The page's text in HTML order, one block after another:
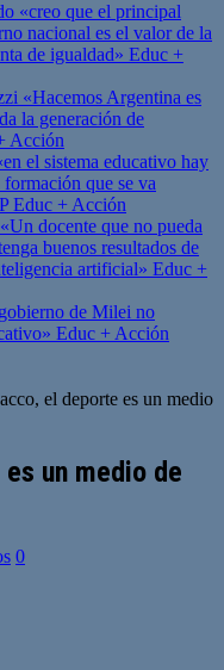
«creo que el principal
nacional es el valor de la
de igualdad» Educ +
«Hacemos Argentina es
la generación de
Acción
el sistema educativo hay
que se va
Educ + Acción
docente que no pueda
buenos resultados de
artificial» Educ +
de Milei no
Educ + Acción
el deporte es un medio
un medio de
0